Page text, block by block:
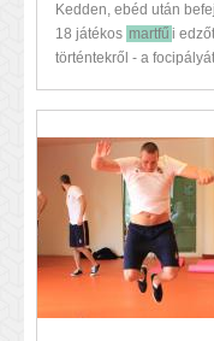
Kedden, ebéd után
18 játékos martfű i
történtekről - a